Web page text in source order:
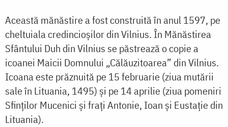
Această mănăstire a fost construită în anul 1597, pe
cheltuiala credincioșilor din Vilnius. În Mănăstirea
Sfântului Duh din Vilnius se păstrează o copie a
icoanei Maicii Domnului „Călăuzitoarea” din Vilnius.
Icoana este prăznuită pe 15 februarie (ziua mutării
sale în Lituania, 1495) şi pe 14 aprilie (ziua pomeniri
Sfinților Mucenici și frați Antonie, Ioan și Eustație din
Lituania).